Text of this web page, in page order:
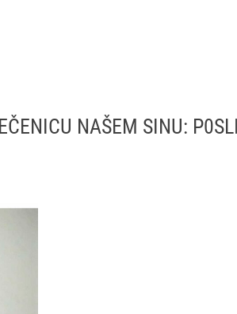
NAŠEM SINU: